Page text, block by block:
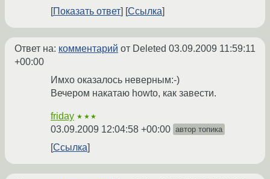
Показать ответ
Ссылка
Ответ на: комментарий от Deleted 03.09.2009 11:59:11
+00:00
Имхо оказалось неверным:-)
Вечером накатаю howto, как завести.
friday ★★★
03.09.2009 12:04:58 +00:00 автор топика
Ссылка